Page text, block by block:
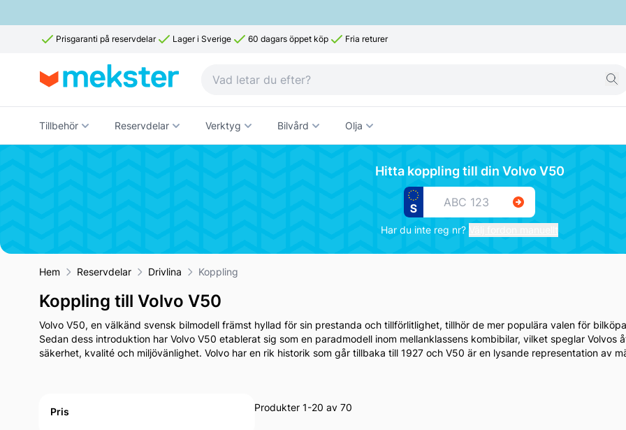
Prisgaranti på reservdelar Lager i Sverige 60 dagars öppet köp Fria returer
Tillbehör Reservdelar Verktyg Bilvård Olja
Hitta koppling till din Volvo V50
Har du inte reg nr?
Hem Reservdelar Drivlina Koppling
Koppling till Volvo V50
Volvo V50, en välkänd svensk bilmodell främst hyllad för sin prestanda och tillförlitlighet, tillhör de mer populära valen för
Sedan dess introduktion har Volvo V50 etablerat sig som en paradmodell inom mellanklassens kombibilar, vilket speglar Volvos
säkerhet, kvalité och miljövänlighet. Volvo har en rik historik som går tillbaka till 1927 och V50 är en lysande representation av
Pris Produkter 1-20 av 70